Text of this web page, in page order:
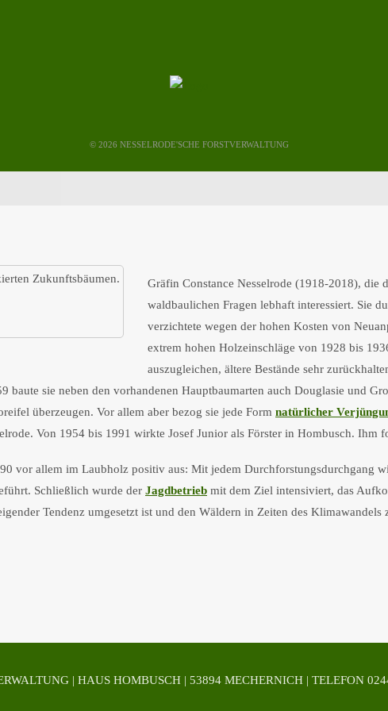
© 2026 NESSELRODE'SCHE FORSTVERWALTUNG
Gräfin Constance Nesselrode (1918-2018), die
waldbaulichen Fragen lebhaft interessiert. Sie
verzichtete wegen der hohen Kosten von
extrem hohen Holzeinschläge von 1928 bis
auszugleichen, ältere Bestände sehr
baute sie neben den vorhandenen Hauptbaumarten auch Douglasie und
überzeugen. Vor allem aber bezog sie jede Form natürlicher
Von 1954 bis 1991 wirkte Josef Junior als Förster in Hombusch. Ihm
vor allem im Laubholz positiv aus: Mit jedem Durchforstungsdurchgang
Schließlich wurde der Jagdbetrieb mit dem Ziel intensiviert, das
Tendenz umgesetzt ist und den Wäldern in Zeiten des Klimawandels
| HAUS HOMBUSCH | 53894 MECHERNICH | TELEFON